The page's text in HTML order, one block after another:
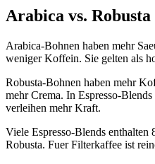
Arabica vs. Robusta
Arabica-Bohnen haben mehr
weniger Koffein. Sie gelten als
Robusta-Bohnen haben mehr
mehr Crema. In Espresso-
verleihen mehr Kraft.
Viele Espresso-Blends
Robusta. Fuer Filterkaffee ist